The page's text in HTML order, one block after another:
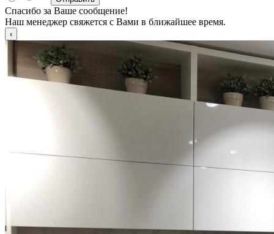
Спасибо за Ваше сообщение!
Наш менеджер свяжется с Вами в ближайшее время.